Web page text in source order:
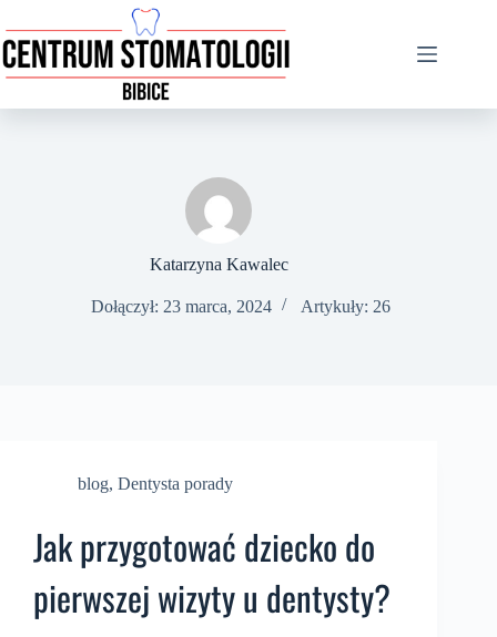
Katarzyna Kawalec
Dołączył: 23 marca, 2024 Artykuły: 26
blog, Dentysta porady
Jak przygotować dziecko do
pierwszej wizyty u dentysty?